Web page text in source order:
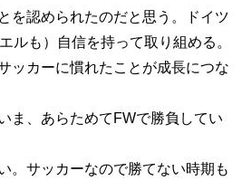
を認められたのだと思う。ドイツ
ルも）自信を持って取り組める。
ッカーに慣れたことが成長につな
ま、あらためてFWで勝負してい
。サッカーなので勝てない時期も